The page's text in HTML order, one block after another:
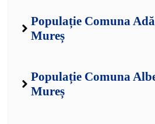
Populație Comuna
Mureș
Populație Comuna
Mureș